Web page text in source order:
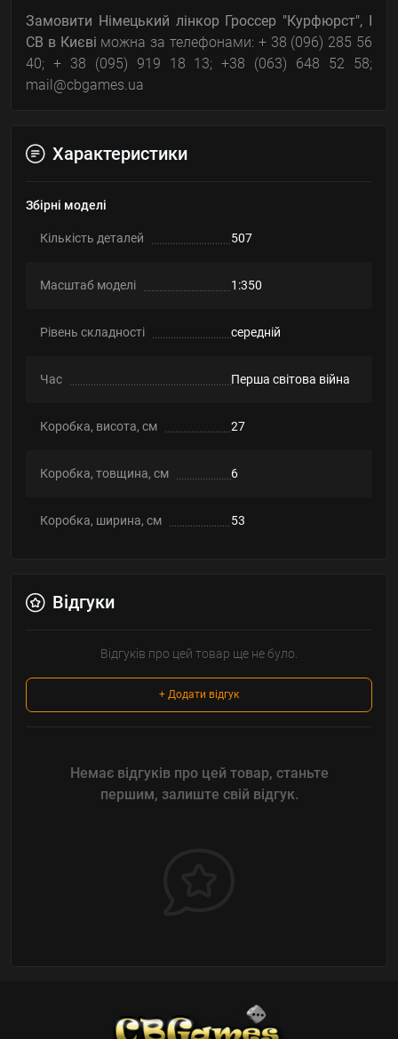
Замовити Німецький лінкор Гроссер "Курфюрст", I
СВ в Києві можна за телефонами: + 38 (096) 285 56
40; + 38 (095) 919 18 13; +38 (063) 648 52 58;
mail@cbgames.ua
Характеристики
Збірні моделі
Кількість деталей 507
Масштаб моделі 1:350
Рівень складності середній
Час Перша світова війна
Коробка, висота, см 27
Коробка, товщина, см 6
Коробка, ширина, см 53
Відгуки
Відгуків про цей товар ще не було.
+ Додати відгук
Немає відгуків про цей товар, станьте
першим, залиште свій відгук.